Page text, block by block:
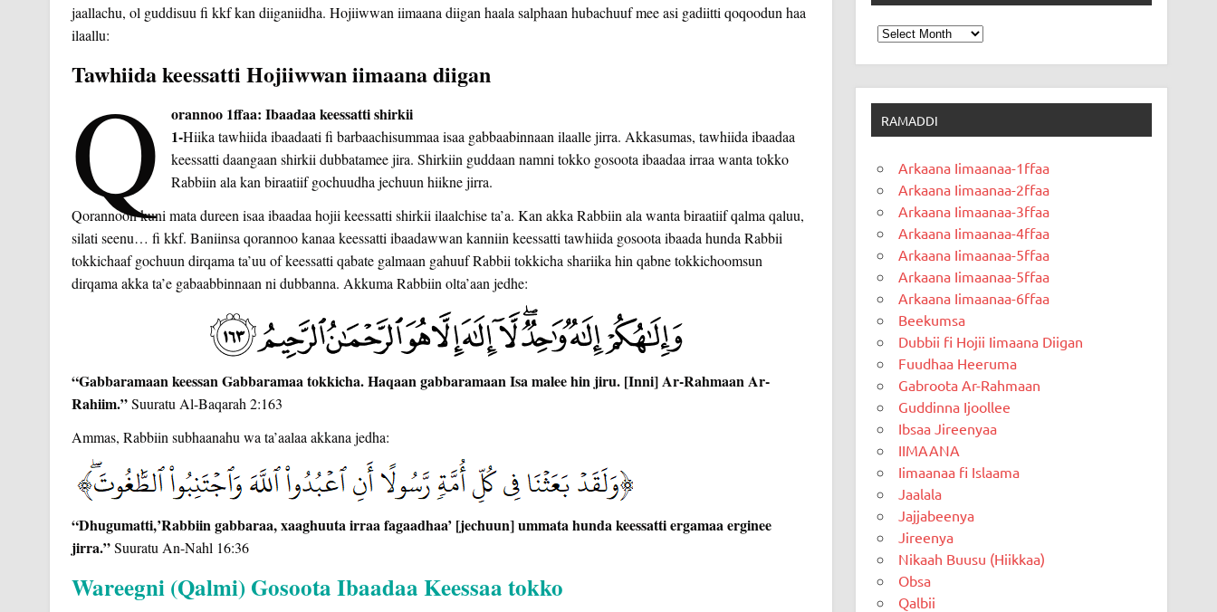
jaallachu, ol guddisuu fi kkf kan diiganiidha. Hojiiwwan iimaana diigan haala salphaan hubachuuf mee asi gadiitti qoqoodun haa
ilaallu:
Tawhiida keessatti Hojiiwwan iimaana diigan
Q
orannoo 1ffaa: Ibaadaa keessatti shirkii
1-Hiika tawhiida ibaadaati fi barbaachisummaa isaa gabbaabinnaan ilaalle jirra. Akkasumas, tawhiida ibaadaa
keessatti daangaan shirkii dubbatamee jira. Shirkiin guddaan namni tokko gosoota ibaadaa irraa wanta tokko
Rabbiin ala kan biraatiif gochuudha jechuun hiikne jirra.
Qorannoon kuni mata dureen isaa ibaadaa hojii keessatti shirkii ilaalchise ta’a. Kan akka Rabbiin ala wanta biraatiif qalma qaluu,
silati seenu… fi kkf. Baniinsa qorannoo kanaa keessatti ibaadawwan kanniin keessatti tawhiida gosoota ibaada hunda Rabbii
tokkichaaf gochuun dirqama ta’uu of keessatti qabate galmaan gahuuf Rabbii tokkicha shariika hin qabne tokkichoomsun
dirqama akka ta’e gabaabbinnaan ni dubbanna. Akkuma Rabbiin olta’aan jedhe:
“Gabbaramaan keessan Gabbaramaa tokkicha. Haqaan gabbaramaan Isa malee hin jiru. [Inni] Ar-Rahmaan Ar-
Rahiim.”Suuratu Al-Baqarah 2:163
Ammas, Rabbiin subhaanahu wa ta’aalaa akkana jedha:
“Dhugumatti,’Rabbiin gabbaraa, xaaghuuta irraa fagaadhaa’ [jechuun] ummata hunda keessatti ergamaa erginee
jirra.”Suuratu An-Nahl 16:36
Wareegni (Qalmi) Gosoota Ibaadaa Keessaa tokko
Kuusaa
RAMADDI
Arkaana Iimaanaa-1ffaa
Arkaana Iimaanaa-2ffaa
Arkaana Iimaanaa-3ffaa
Arkaana Iimaanaa-4ffaa
Arkaana Iimaanaa-5ffaa
Arkaana Iimaanaa-5ffaa
Arkaana Iimaanaa-6ffaa
Beekumsa
Dubbii fi Hojii Iimaana Diigan
Fuudhaa Heeruma
Gabroota Ar-Rahmaan
Guddinna Ijoollee
Ibsaa Jireenyaa
IIMAANA
Iimaanaa fi Islaama
Jaalala
Jajjabeenya
Jireenya
Nikaah Buusu (Hiikkaa)
Obsa
Qalbii